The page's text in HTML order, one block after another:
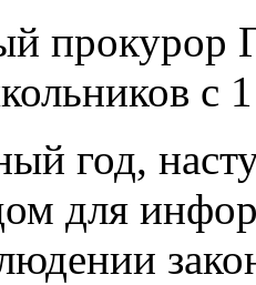
прокурор
с
год,
для